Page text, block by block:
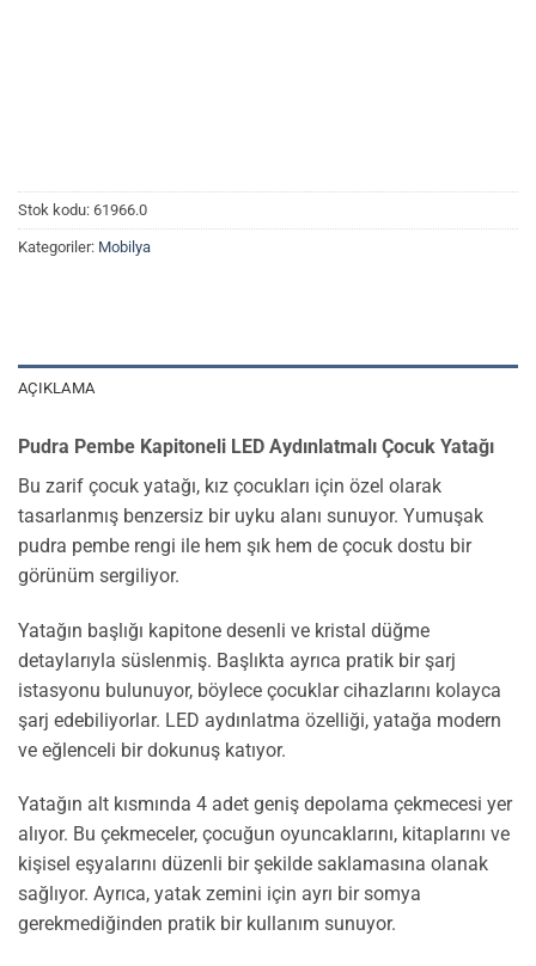
Stok kodu: 61966.0
Kategoriler: Mobilya
AÇIKLAMA
Pudra Pembe Kapitoneli LED Aydınlatmalı Çocuk Yatağı
Bu zarif çocuk yatağı, kız çocukları için özel olarak
tasarlanmış benzersiz bir uyku alanı sunuyor. Yumuşak
pudra pembe rengi ile hem şık hem de çocuk dostu bir
görünüm sergiliyor.
Yatağın başlığı kapitone desenli ve kristal düğme
detaylarıyla süslenmiş. Başlıkta ayrıca pratik bir şarj
istasyonu bulunuyor, böylece çocuklar cihazlarını kolayca
şarj edebiliyorlar. LED aydınlatma özelliği, yatağa modern
ve eğlenceli bir dokunuş katıyor.
Yatağın alt kısmında 4 adet geniş depolama çekmecesi yer
alıyor. Bu çekmeceler, çocuğun oyuncaklarını, kitaplarını ve
kişisel eşyalarını düzenli bir şekilde saklamasına olanak
sağlıyor. Ayrıca, yatak zemini için ayrı bir somya
gerekmediğinden pratik bir kullanım sunuyor.